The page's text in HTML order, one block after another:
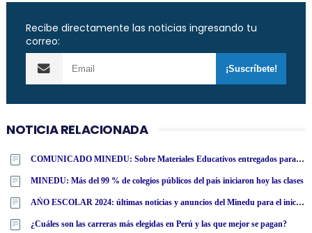
Recibe directamente las noticias ingresando tu
correo:
NOTICIA RELACIONADA
COMUNICADO MINEDU: Sobre Materiales Educativos entregados para el Año Escolar 2024
MINEDU: Más del 99 % de colegios públicos del país iniciaron hoy las clases
AÑO ESCOLAR 2024: últimas noticias y anuncios del Minedu para el inicio de clases el 11 de marzo
¿Cuáles son las carreras más elegidas en Perú y las que mejor se pagan?